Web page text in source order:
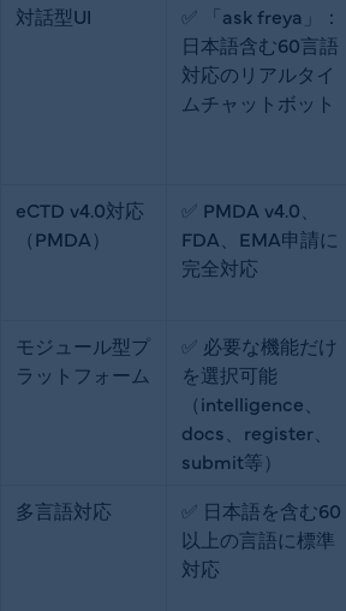
対話型UI
✅ 「ask freya」：
日本語含む60言語
対応のリアルタイ
ムチャットボット
eCTD v4.0対応
（PMDA）
✅ PMDA v4.0、
FDA、EMA申請に
完全対応
モジュール型プ
ラットフォーム
✅ 必要な機能だけ
を選択可能
（intelligence、
docs、register、
submit等）
多言語対応
✅ 日本語を含む60
以上の言語に標準
対応